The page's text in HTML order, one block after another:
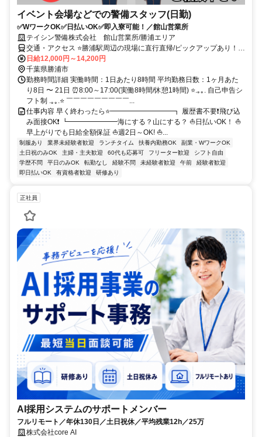
イベント会場などでの警備スタッフ(日勤)
✅WワークOK✅日払いOK✅即入寮可能！／館山営業所
テイシン警備株式会社 館山営業所/勝浦エリア
交通・アクセス ⭐勝浦駅周辺の現場に直行直帰/ピックアップあり！移
動の心配は不要です♪
日給12,000円～14,200円
千葉県勝浦市
勤務時間詳細 実働時間：1日あたり8時間 平均勤務日数：1ヶ月あた
り8日 〜 21日 ⏰8:00～17:00(実働8時間/休憩1時間) ⭐.｡｡. 自己申告シ
フト制 .｡｡.⭐ ￣￣￣￣￣￣￣￣￣...
仕事内容 早く終わったら⭐━━━━━━━━━┓ 履歴書不要❗飛び込
み面接OK❗ ┗━━━━━━━海にする？山にする？ ⛵日払いOK！ ⛵
早上がりでも日給全額保証 ⛵週2日～OK! ⛵...
制服あり 業界未経験者歓迎 ランチタイム 扶養内勤務OK
副業・WワークOK
土日祝のみOK
主婦・主夫歓迎 60代も応募可 フリーター歓迎
シフト自由
学歴不問
平日のみOK 転勤なし 経験不問 未経験者歓迎 午前
経験者歓迎
即日払いOK
有資格者歓迎 研修あり
正社員
AI採用システムのサポートメンバー
フルリモート／年休130日／土日祝休／平均残業12h／25万
株式会社core AI